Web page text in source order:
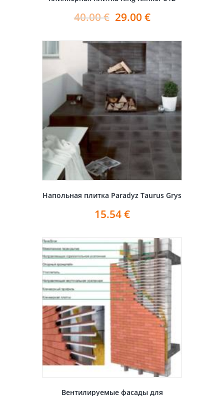
40.00€ 29.00 €
Напольная плитка Paradyz Taurus Grys
15.54€
Вентилируемые фасады для